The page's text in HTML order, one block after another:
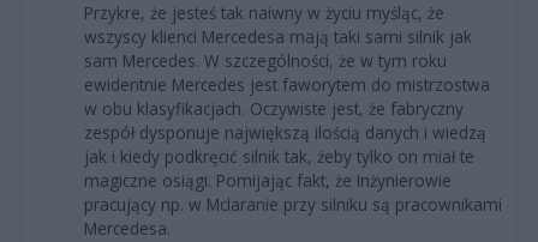
Przykre, że jesteś tak naiwny w życiu myśląc, że
wszyscy klienci Mercedesa mają taki sami silnik jak
sam Mercedes. W szczególności, że w tym roku
ewidentnie Mercedes jest faworytem do mistrzostwa
w obu klasyfikacjach. Oczywiste jest, że fabryczny
zespół dysponuje największą ilością danych i wiedzą
jak i kiedy podkręcić silnik tak, żeby tylko on miał te
magiczne osiągi. Pomijając fakt, że Inżynierowie
pracujący np. w Mclaranie przy silniku są pracownikami
Mercedesa.